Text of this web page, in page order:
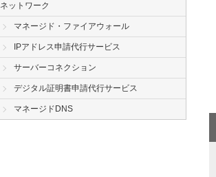
ネットワーク
マネージド・ファイアウォール
IPアドレス申請代行サービス
サーバーコネクション
デジタル証明書申請代行サービス
マネージドDNS